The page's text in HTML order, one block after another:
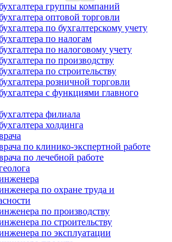
группы компаний
оптовой торговли
по бухгалтерскому учету
по налогам
по налоговому учету
по производству
по строительству
розничной торговли
с функциями главного
филиала
холдинга
по клинико-экспертной работе
по лечебной работе
по охране труда и
по производству
по строительству
по эксплуатации